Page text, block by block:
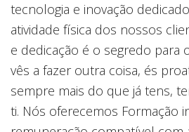
tecnologia e inovação
atividade física dos nossos
e dedicação é o segredo para
vês a fazer outra coisa, és
sempre mais do que já tens,
ti. Nós oferecemos Formação